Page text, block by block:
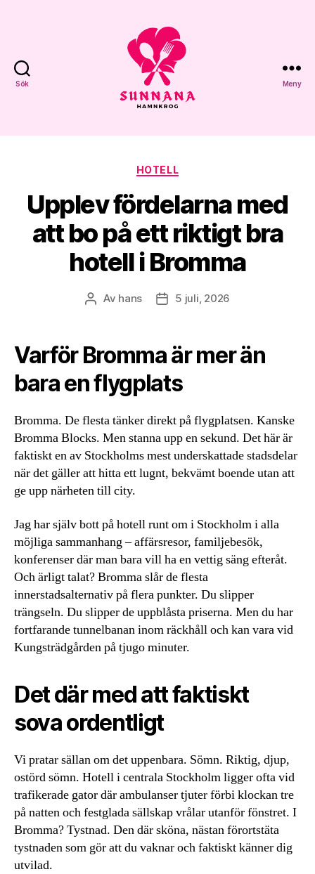
Sök Meny
Kategorier
HOTELL
Upplev fördelarna med
att bo på ett riktigt bra
hotell i Bromma
Inläggsförfattare
Av hans Inläggsdatum
5 juli, 2026
Varför Bromma är mer än
bara en flygplats
Bromma. De flesta tänker direkt på flygplatsen. Kanske
Bromma Blocks. Men stanna upp en sekund. Det här är
faktiskt en av Stockholms mest underskattade stadsdelar
när det gäller att hitta ett lugnt, bekvämt boende utan att
ge upp närheten till city.
Jag har själv bott på hotell runt om i Stockholm i alla
möjliga sammanhang – affärsresor, familjebesök,
konferenser där man bara vill ha en vettig säng efteråt.
Och ärligt talat? Bromma slår de flesta
innerstadsalternativ på flera punkter. Du slipper
trängseln. Du slipper de uppblåsta priserna. Men du har
fortfarande tunnelbanan inom räckhåll och kan vara vid
Kungsträdgården på tjugo minuter.
Det där med att faktiskt
sova ordentligt
Vi pratar sällan om det uppenbara. Sömn. Riktig, djup,
ostörd sömn. Hotell i centrala Stockholm ligger ofta vid
trafikerade gator där ambulanser tjuter förbi klockan tre
på natten och festglada sällskap vrålar utanför fönstret. I
Bromma? Tystnad. Den där sköna, nästan förortstäta
tystnaden som gör att du vaknar och faktiskt känner dig
utvilad.